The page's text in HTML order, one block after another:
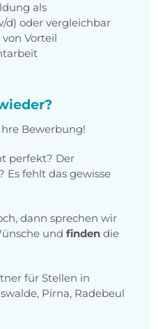
als
d) oder vergleichbar
Vorteil
Bewerbung!
perfekt? Der
Es fehlt das gewisse
dann sprechen wir
und finden die
für Stellen in
Pirna, Radebeul